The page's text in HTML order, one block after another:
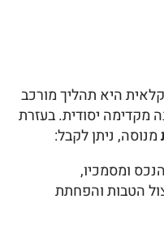
היא תהליך מורכב
מקדימה יסודית. בעזרת
מנוסה, ניתן לקבל:
ומסמכיו,
הטבות והפחתת